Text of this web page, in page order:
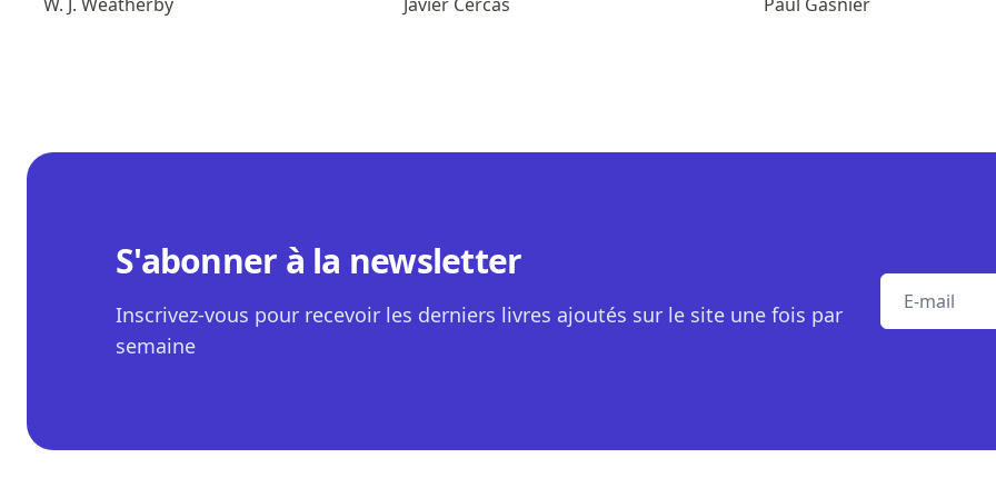
S'abonner à la newsletter
Inscrivez-vous pour recevoir les derniers livres ajoutés sur le site une fois par
semaine
E-mail